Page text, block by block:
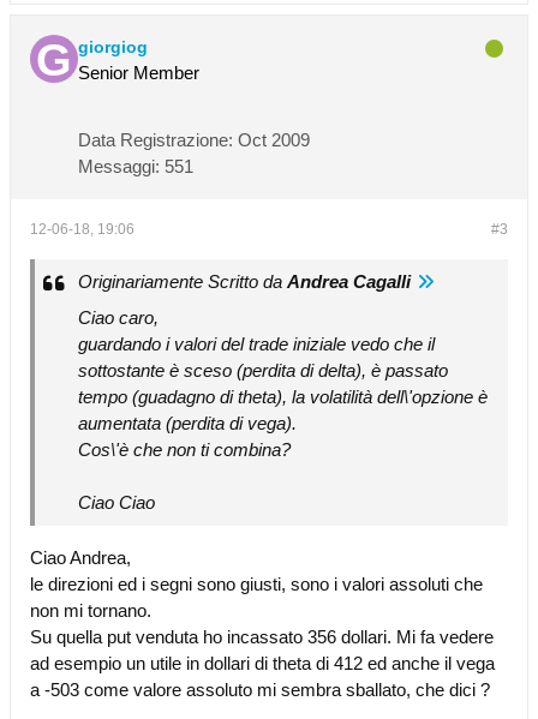
giorgiog
Senior Member
Data Registrazione: Oct 2009
Messaggi: 551
#3
12-06-18, 19:06
Originariamente Scritto da Andrea Cagalli
Ciao caro,
guardando i valori del trade iniziale vedo che il
sottostante è sceso (perdita di delta), è passato
tempo (guadagno di theta), la volatilità dell\'opzione è
aumentata (perdita di vega).
Cos\'è che non ti combina?
Ciao Ciao
Ciao Andrea,
le direzioni ed i segni sono giusti, sono i valori assoluti che
non mi tornano.
Su quella put venduta ho incassato 356 dollari. Mi fa vedere
ad esempio un utile in dollari di theta di 412 ed anche il vega
a -503 come valore assoluto mi sembra sballato, che dici ?